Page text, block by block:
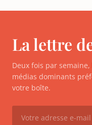
La lettre
Deux fois par
médias dominants
votre boîte.